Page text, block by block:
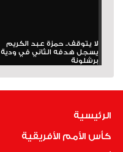
لا يتوقف.. حمزة عبد الكريم
يسجل هدفه الثاني في ودية
برشلونة
الرئيسية
كأس الأمم الأفريقية